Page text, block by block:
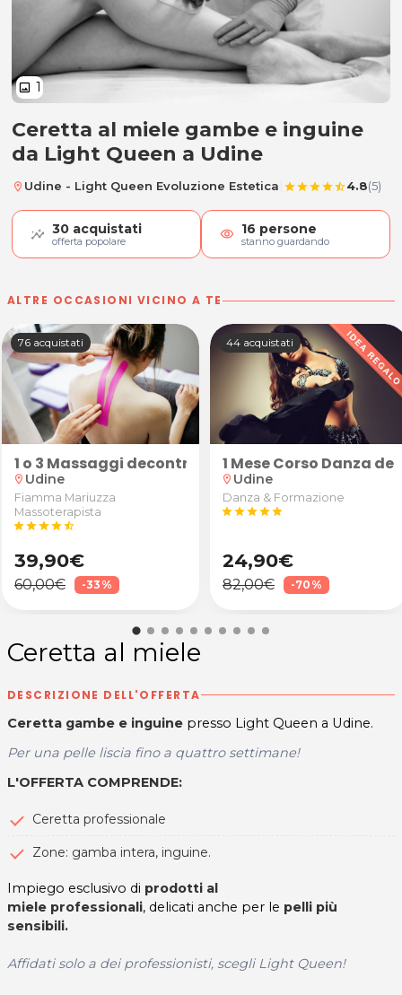
image 1
Ceretta al miele
Ceretta al miele gambe e inguine
da Light Queen a Udine
location_on Udine - Light Queen Evoluzione Estetica starstarstarstarstar_half4.8(5)
30 acquistati
offerta popolare visibility 16 persone
stanno guardando
ALTRE OCCASIONI VICINO A TE
76 acquistati
1 o 3 Massaggi decontratturanti/sportivi
location_on Udine
Fiamma Mariuzza
Massoterapista
starstarstarstarstar_half
39,90€
60,00€ -33%
44 acquistati
1 Mese Corso Danza
location_on Udine
Danza & Formazione
starstarstarstarstar
24,90€
82,00€ -70%
Ceretta al miele
DESCRIZIONE DELL'OFFERTA
Ceretta gambe e inguine presso Light Queen a Udine.
Per una pelle liscia fino a quattro settimane!
L'OFFERTA COMPRENDE:
Ceretta professionale
Zone: gamba intera, inguine.
Impiego esclusivo di prodotti al
miele professionali, delicati anche per le pelli più
sensibili.
Affidati solo a dei professionisti, scegli Light Queen!